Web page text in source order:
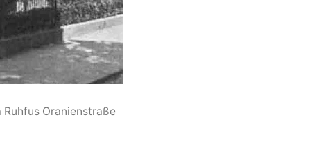
Ruhfus Oranienstraße